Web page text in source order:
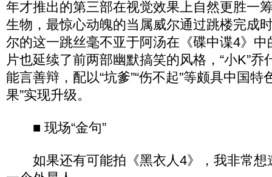
年才推出的第三部在视觉效果上自然更胜一
生物，最惊心动魄的当属威尔通过跳楼完成
尔的这一跳丝毫不亚于阿汤在《碟中谍4》
片也延续了前两部幽默搞笑的风格，“小K”乔
能言善辩，配以“坑爹”“伤不起”等颇具中国特
果”实现升级。
■ 现场“金句”
如果还有可能拍《黑衣人4》，我非常想